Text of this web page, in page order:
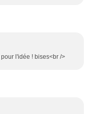
l'idée ! bises<br />